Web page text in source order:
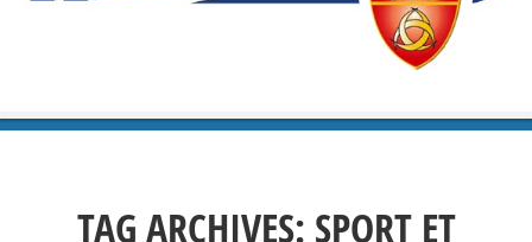
TAG ARCHIVES: SPORT ET